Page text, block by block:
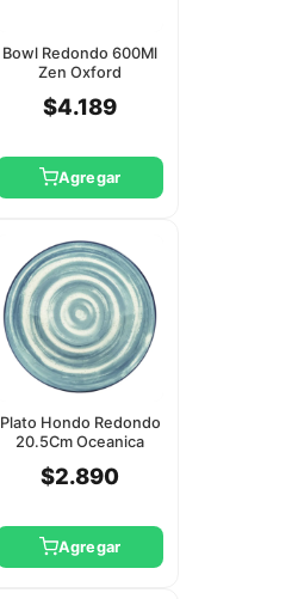
Bowl Redondo 600Ml
Zen Oxford
$4.189
Agregar
Plato Hondo Redondo
20.5Cm Oceanica
$2.890
Agregar